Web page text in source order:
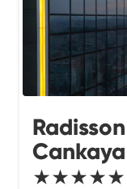
Cankaya
★★★★★